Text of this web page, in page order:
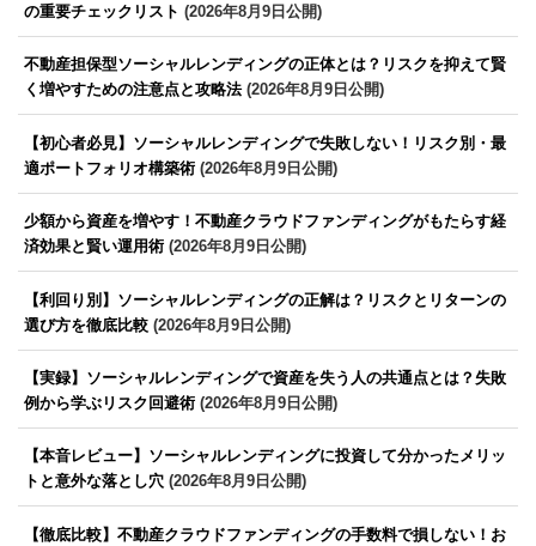
の重要チェックリスト (2026年8月9日公開)
不動産担保型ソーシャルレンディングの正体とは？リスクを抑えて賢
く増やすための注意点と攻略法(2026年8月9日公開)
【初心者必見】ソーシャルレンディングで失敗しない！リスク別・最
適ポートフォリオ構築術 (2026年8月9日公開)
少額から資産を増やす！不動産クラウドファンディングがもたらす経
済効果と賢い運用術 (2026年8月9日公開)
【利回り別】ソーシャルレンディングの正解は？リスクとリターンの
選び方を徹底比較 (2026年8月9日公開)
【実録】ソーシャルレンディングで資産を失う人の共通点とは？失敗
例から学ぶリスク回避術 (2026年8月9日公開)
【本音レビュー】ソーシャルレンディングに投資して分かったメリッ
トと意外な落とし穴 (2026年8月9日公開)
【徹底比較】不動産クラウドファンディングの手数料で損しない！お